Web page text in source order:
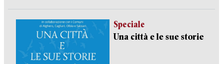
Speciale
Una città e le sue storie